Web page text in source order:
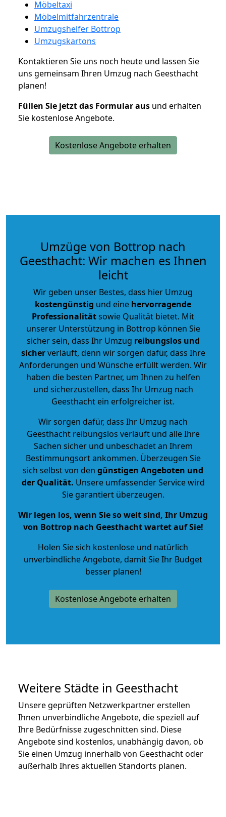
Möbeltaxi
Möbelmitfahrzentrale
Umzugshelfer Bottrop
Umzugskartons
Kontaktieren Sie uns noch heute und lassen Sie
uns gemeinsam Ihren Umzug nach Geesthacht
planen!
Füllen Sie jetzt das Formular aus und erhalten
Sie kostenlose Angebote.
Kostenlose Angebote erhalten
Umzüge von Bottrop nach
Geesthacht: Wir machen es Ihnen
leicht
Wir geben unser Bestes, dass hier Umzug
kostengünstig und eine hervorragende
Professionalitätsowie Qualität bietet. Mit
unserer Unterstützung in Bottrop können Sie
sicher sein, dass Ihr Umzug reibungslos und
sicherverläuft, denn wir sorgen dafür, dass Ihre
Anforderungen und Wünsche erfüllt werden. Wir
haben die besten Partner, um Ihnen zu helfen
und sicherzustellen, dass Ihr Umzug nach
Geesthacht ein erfolgreicher ist.
Wir sorgen dafür, dass Ihr Umzug nach
Geesthacht reibungslos verläuft und alle Ihre
Sachen sicher und unbeschadet an Ihrem
Bestimmungsort ankommen. Überzeugen Sie
sich selbst von den günstigen Angeboten und
der Qualität. Unsere umfassender Service wird
Sie garantiert überzeugen.
Wir legen los, wenn Sie so weit sind, Ihr Umzug
von Bottrop nach Geesthacht wartet auf Sie!
Holen Sie sich kostenlose und natürlich
unverbindliche Angebote, damit Sie Ihr Budget
besser planen!
Kostenlose Angebote erhalten
Weitere Städte in Geesthacht
Unsere geprüften Netzwerkpartner erstellen
Ihnen unverbindliche Angebote, die speziell auf
Ihre Bedürfnisse zugeschnitten sind. Diese
Angebote sind kostenlos, unabhängig davon, ob
Sie einen Umzug innerhalb von Geesthacht oder
außerhalb Ihres aktuellen Standorts planen.